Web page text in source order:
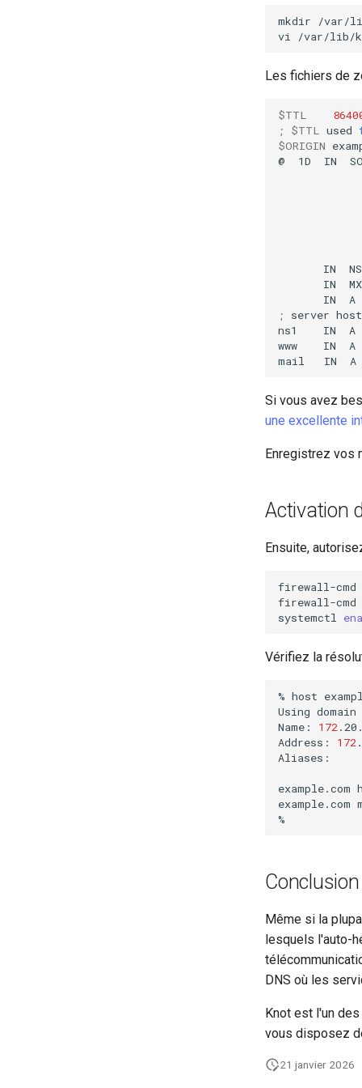
mkdir
/var/
vi
Les fichiers de
$TTL
;
$TTL used
$ORIGIN
@
1D IN
IN
NS
IN
MX
IN
A
;
server host
ns1
IN A
www
IN A
mail
IN A
Si vous avez
une excellente
Enregistrez vos
Activation
Ensuite,
firewall-cmd
firewall-cmd
systemctl
Vérifiez la
% host
Using domain
Name:
172
Address:
172
Aliases:
example.com
example.com
Conclusion
Même si la
lesquels l'auto-
DNS où les
Knot est l'un
vous disposez
21 janvier 2026